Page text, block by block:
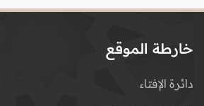
خارطة الموقع
دائرة الإفتاء